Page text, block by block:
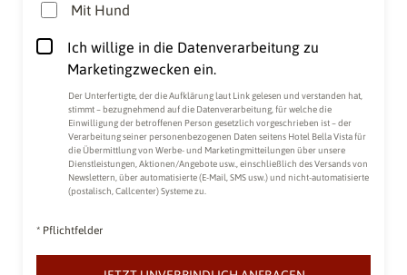
Mit Hund
Ich willige in die Datenverarbeitung zu
Marketingzwecken ein.
Der Unterfertigte, der dieAufklärung laut Linkgelesen und verstanden hat,
stimmt – bezugnehmend auf die Datenverarbeitung, für welche die
Einwilligung der betroffenen Person gesetzlich vorgeschrieben ist – der
Verarbeitung seiner personenbezogenen Daten seitens Hotel Bella Vista für
die Übermittlung von Werbe- und Marketingmitteilungen über unsere
Dienstleistungen, Aktionen/Angebote usw., einschließlich des Versands von
Newslettern, über automatisierte (E-Mail, SMS usw.) und nicht-automatisierte
(postalisch, Callcenter) Systeme zu.
* Pflichtfelder